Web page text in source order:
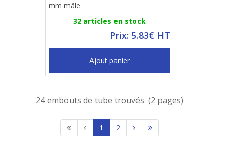
mm mâle
32 articles en stock
Prix: 5.83€ HT
Ajout panier
24 embouts de tube trouvés (2 pages)
1 2